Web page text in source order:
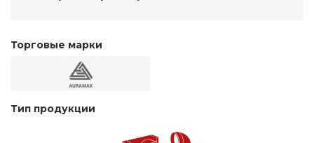
Торговые марки
Тип продукции